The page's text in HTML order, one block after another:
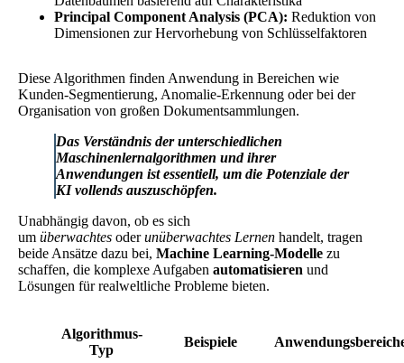
Principal Component Analysis (PCA): Reduktion von
Dimensionen zur Hervorhebung von Schlüsselfaktoren
Diese Algorithmen finden Anwendung in Bereichen wie
Kunden-Segmentierung, Anomalie-Erkennung oder bei der
Organisation von großen Dokumentsammlungen.
Das Verständnis der unterschiedlichen
Maschinenlernalgorithmen und ihrer
Anwendungen ist essentiell, um die Potenziale der
KI vollends auszuschöpfen.
Unabhängig davon, ob es sich
um überwachtes oderunüberwachtes Lernen handelt, tragen
beide Ansätze dazu bei, Machine Learning-Modelle zu
schaffen, die komplexe Aufgaben automatisieren und
Lösungen für realweltliche Probleme bieten.
Algorithmus-
Typ
Beispiele